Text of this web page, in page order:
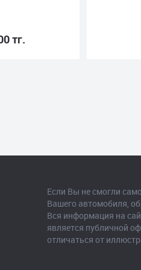
14
Если Вы не смогли
Вашего автомобиля,
Вся информация на
является публичной
отличаться от